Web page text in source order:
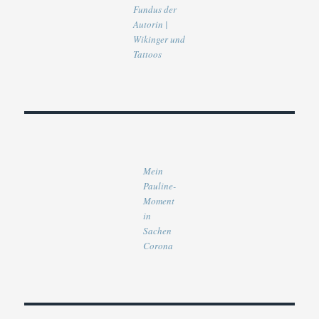
Fundus der
Autorin |
Wikinger und
Tattoos
Mein
Pauline-
Moment
in
Sachen
Corona